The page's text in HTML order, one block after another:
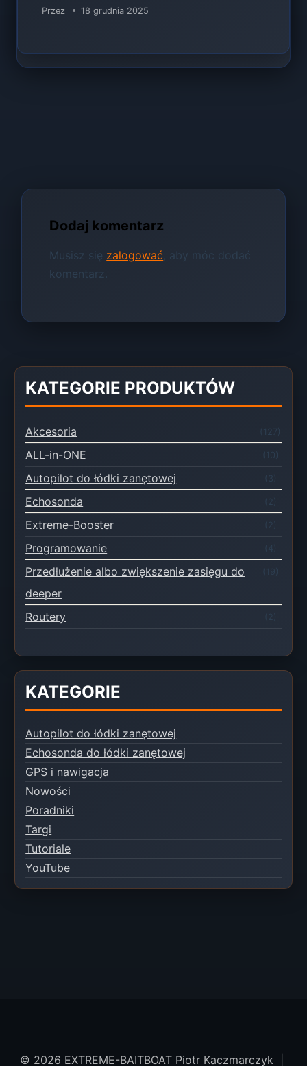
Przez 18 grudnia 2025
Dodaj komentarz
Musisz się zalogować , aby móc dodać
komentarz.
KATEGORIE PRODUKTÓW
Akcesoria (127)
ALL-in-ONE (10)
Autopilot do łódki zanętowej (3)
Echosonda (2)
Extreme-Booster
Programowanie (4)
Przedłużenie albo zwiększenie zasięgu do
deeper
(19)
Routery
KATEGORIE
Autopilot do łódki zanętowej
Echosonda do łódki zanętowej
GPS i nawigacja
Nowości
Poradniki
Targi
Tutoriale
YouTube
© 2026 EXTREME-BAITBOAT Piotr Kaczmarczyk |